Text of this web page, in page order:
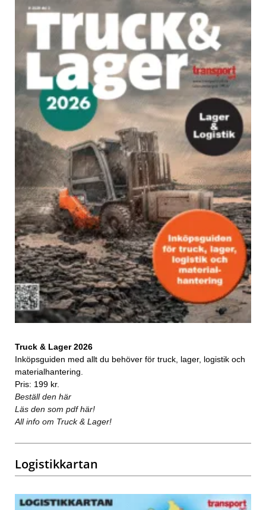
Truck & Lager 2026
Inköpsguiden med allt du behöver för truck, lager, logistik och
materialhantering.
Pris: 199 kr.
Beställ den här
Läs den som pdf här!
All info om Truck & Lager!
Logistikkartan